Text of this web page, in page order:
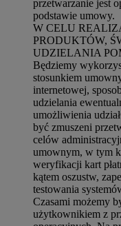
przetwarzanie jest
podstawie umowy.
W CELU
PRODUKTÓW,
UDZIELANIA
Będziemy
stosunkiem
internetowej,
udzielania
umożliwienia
być zmuszeni
celów
umownym, w tym
weryfikacji kart
kątem oszustw,
testowania
Czasami możemy
użytkownikiem z